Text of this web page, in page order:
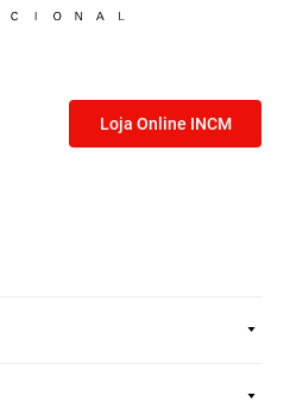
Loja Online INCM